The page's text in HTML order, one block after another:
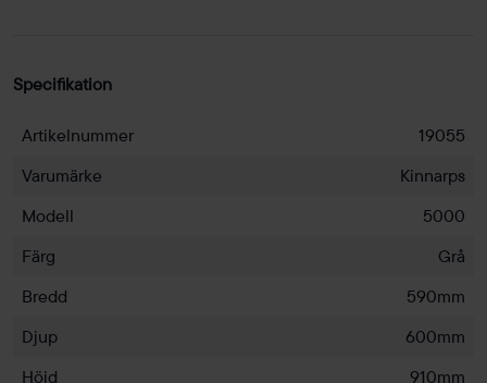
Specifikation
Artikelnummer
19055
Varumärke
Kinnarps
Modell
5000
Färg
Grå
Bredd
590mm
Djup
600mm
Höjd
910mm